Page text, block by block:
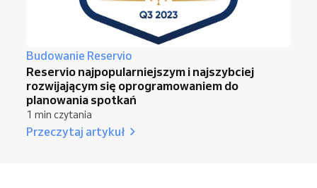
Budowanie Reservio
Reservio najpopularniejszym i najszybciej
rozwijającym się oprogramowaniem do
planowania spotkań
1 min czytania
Przeczytaj artykuł